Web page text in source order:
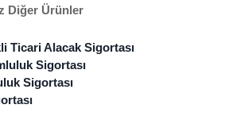
Diğer Ürünler
Ticari Alacak Sigortası
Sigortası
Sigortası